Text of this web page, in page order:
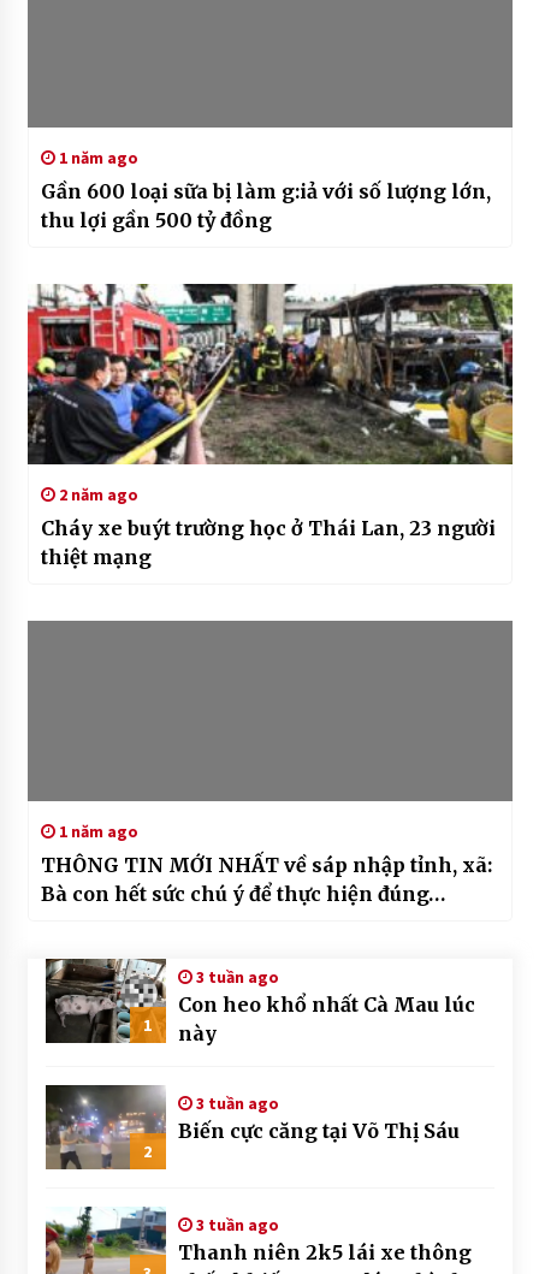
1 năm ago
Gần 600 loại sữa bị làm g:iả với số lượng lớn,
thu lợi gần 500 tỷ đồng
2 năm ago
Cháy xe buýt trường học ở Thái Lan, 23 người
thiệt mạng
1 năm ago
THÔNG TIN MỚI NHẤT về sáp nhập tỉnh, xã:
Bà con hết sức chú ý để thực hiện đúng…
1
3 tuần ago
Con heo khổ nhất Cà Mau lúc
này
2
3 tuần ago
Biến cực căng tại Võ Thị Sáu
3 tuần ago
Thanh niên 2k5 lái xe thông